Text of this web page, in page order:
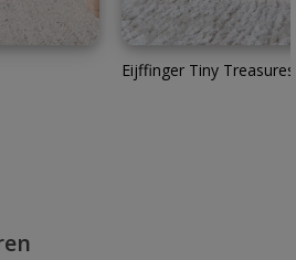
Eijffinger Tiny Treasures